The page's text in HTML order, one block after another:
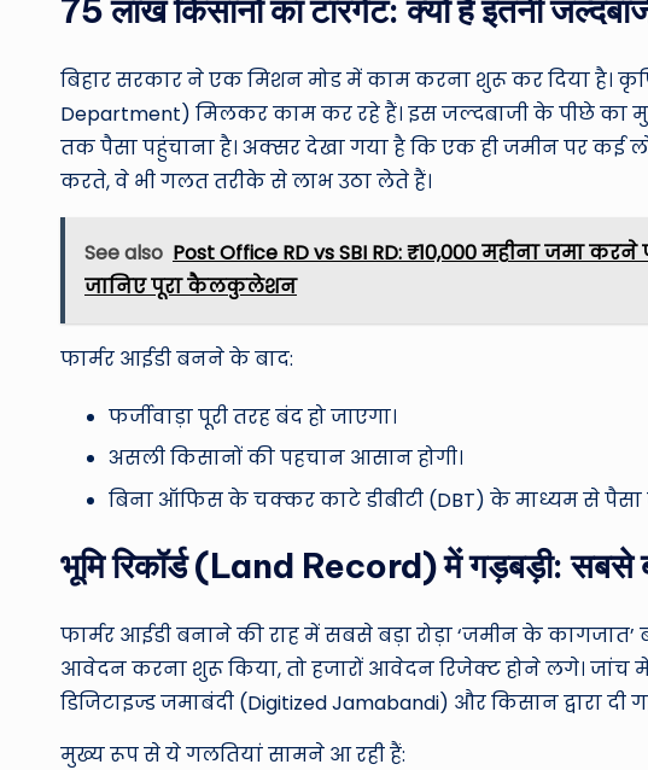
75 लाख किसानों का टारगेट: क्यों है इतनी
बिहार सरकार ने एक मिशन मोड में काम करना शुरू कर दिया है।
Department) मिलकर काम कर रहे हैं। इस जल्दबाजी के पीछे का
तक पैसा पहुंचाना है। अक्सर देखा गया है कि एक ही जमीन पर कई
करते, वे भी गलत तरीके से लाभ उठा लेते हैं।
See also Post Office RD vs SBI RD: ₹10,000 महीना जमा
जानिए पूरा कैलकुलेशन
फार्मर आईडी बनने के बाद:
फर्जीवाड़ा पूरी तरह बंद हो जाएगा।
असली किसानों की पहचान आसान होगी।
बिना ऑफिस के चक्कर काटे डीबीटी (DBT) के माध्यम से
भूमि रिकॉर्ड (Land Record) में गड़बड़ी: सबसे
फार्मर आईडी बनाने की राह में सबसे बड़ा रोड़ा ‘जमीन के
आवेदन करना शुरू किया, तो हजारों आवेदन रिजेक्ट होने लगे। जांच
डिजिटाइज्ड जमाबंदी (Digitized Jamabandi) और किसान द्वारा दी
मुख्य रूप से ये गलतियां सामने आ रही हैं: